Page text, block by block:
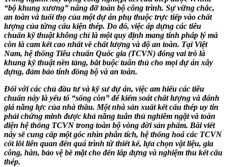
“bộ khung xương” nâng đỡ toàn bộ công trình. Sự vững chắc,
an toàn và tuổi thọ của một dự án phụ thuộc trực tiếp vào chất
lượng của từng cấu kiện thép. Do đó, việc áp dựng các tiêu
chuẩn kỹ thuật không chỉ là một quy định mang tính pháp lý mà
còn là cam kết cao nhất về chất lượng và độ an toàn. Tại Việt
Nam, hệ thống Tiêu chuẩn Quốc gia (TCVN) đóng vai trò là
khung kỹ thuật nền tảng, bắt buộc tuân thủ cho mọi dự án xây
dựng, đảm bảo tính đồng bộ và an toàn.
Đối với các chủ đầu tư và kỹ sư dự án, việc am hiểu các tiêu
chuẩn này là yếu tố “sống còn” để kiểm soát chất lượng và đánh
giá năng lực của nhà thầu. Một nhà sản xuất kết cấu thép uy tín
phải chứng minh được khả năng tuân thủ nghiêm ngặt và toàn
diện hệ thống TCVN trong toàn bộ vòng đời sản phẩm. Bài viết
này sẽ cung cấp một góc nhìn phân tích, hệ thống hoá các TCVN
cốt lõi liên quan đến quá trình từ thiết kế, lựa chọn vật liệu, gia
công, hàn, bảo vệ bề mặt cho đến lắp dựng và nghiệm thu kết cấu
thép.